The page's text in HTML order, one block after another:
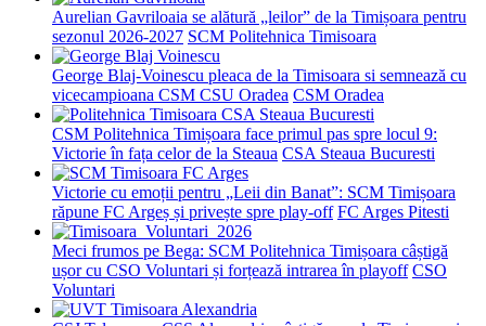
Aurelian Gavriloaia se alătură „leilor” de la Timișoara pentru
sezonul 2026-2027 SCM Politehnica Timisoara
George Blaj-Voinescu pleaca de la Timisoara si semnează cu
vicecampioana CSM CSU Oradea CSM Oradea
CSM Politehnica Timișoara face primul pas spre locul 9:
Victorie în fața celor de la Steaua CSA Steaua Bucuresti
Victorie cu emoții pentru „Leii din Banat”: SCM Timișoara
răpune FC Argeș și privește spre play-off FC Arges Pitesti
Meci frumos pe Bega: SCM Politehnica Timișoara câștigă
ușor cu CSO Voluntari și forțează intrarea în playoff CSO
Voluntari